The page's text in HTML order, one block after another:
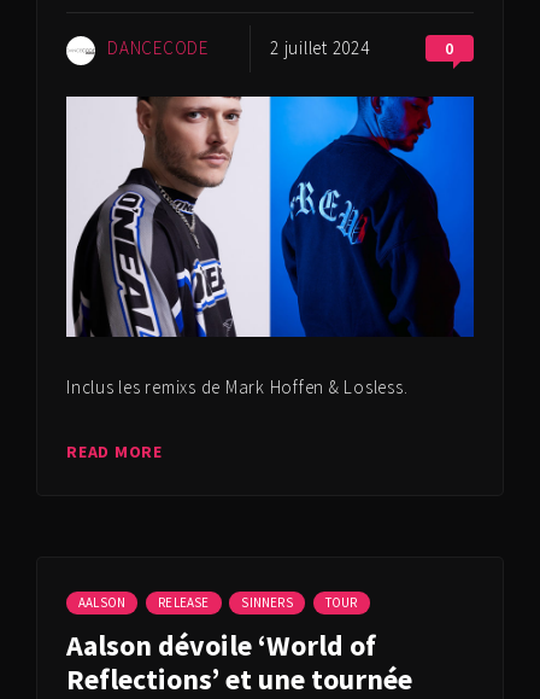
DANCECODE 2 juillet 2024 0
Inclus les remixs de Mark Hoffen & Losless.
READ MORE
AALSON RELEASE SINNERS TOUR
Aalson dévoile ‘World of
Reflections’ et une tournée